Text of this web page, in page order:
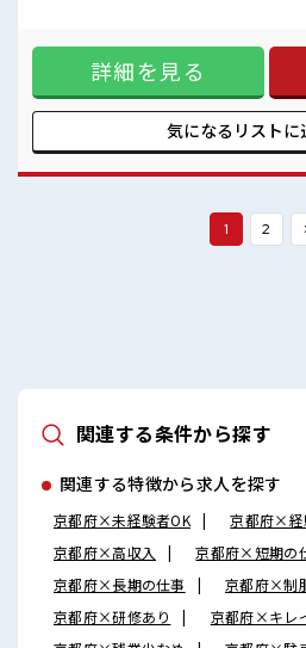
ある方も気軽に応募OK。 頑
性もありますよ※規定有★ 職
の温度・湿度もキチンと管理
間通して働きやすい環境です
るのでマイカー通勤OK！ も
体制もバッチリ◎気になった
ツヤク中》 キレイ&空調完備
勤OK！ 休憩所/ロッカーあり
詳細を見る
気になるリストに
1 2
関連する条件から探す
関連する特徴から求人を探す
京都府×未経験者OK
京都府×経
京都府×高収入
京都府×短期の
京都府×長期の仕事
京都府×制
京都府×研修あり
京都府×キレ